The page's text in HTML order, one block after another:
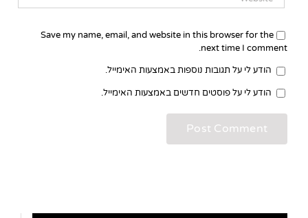
Save my name, email, and website in this browser for the
next time I comment.
הודע לי על תגובות נוספות באמצעות האימייל.
הודע לי על פוסטים חדשים באמצעות האימייל.